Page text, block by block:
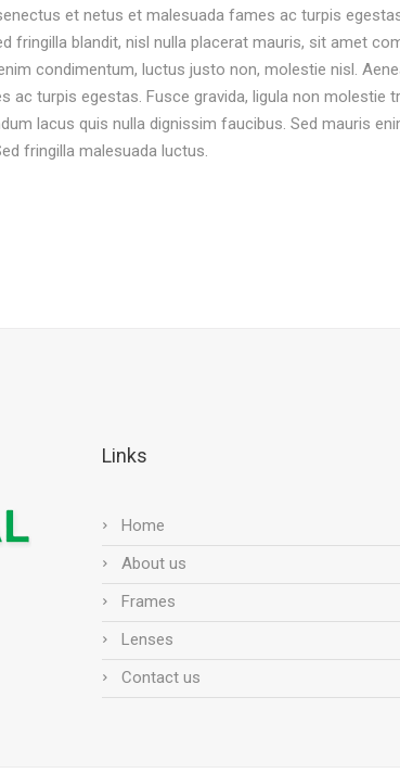
et netus et malesuada fames ac turpis
fringilla blandit, nisl nulla placerat mauris, sit amet
condimentum, luctus justo non, molestie nisl.
ac turpis egestas. Fusce gravida, ligula non molestie
lacus quis nulla dignissim faucibus. Sed mauris
fringilla malesuada luctus.
Links
Home
About us
Frames
Lenses
Contact us